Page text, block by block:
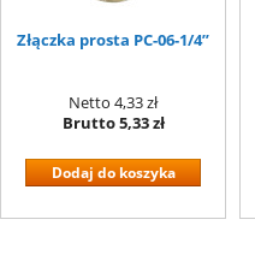
Złączka prosta PC-06-1/4”
Netto 4,33 zł
Brutto5,33 zł
Dodaj do koszyka